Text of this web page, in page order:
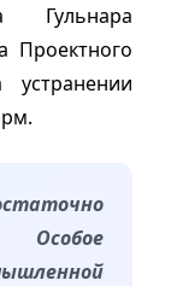
Гульнара
Проектного
Особое